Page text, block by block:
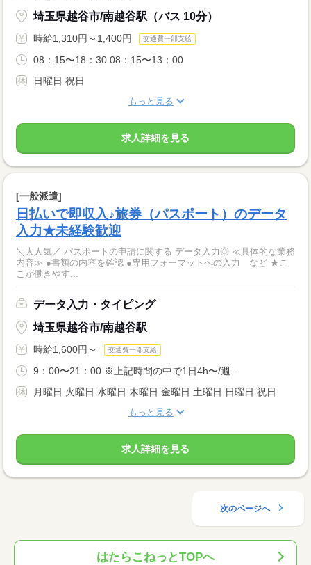
埼玉県越谷市/南越谷駅（バス 10分）
時給1,310円～1,400円 交通費一部支給
08：15〜18：30 08：15〜13：00
日曜日 祝日
もっと見る
求人詳細を見る
[一般派遣]
日払いで即収入♪旅券（パスポート）のデータ
入力★未経験歓迎
＼大人気／ パスポートの申請に関する データ入力◎ ≪具体的な業務
内容≫ ●書類の内容を確認 ●専用フォーマットへの入力 など ★こ
こが働きやす...
データ入力・タイピング
埼玉県越谷市/南越谷駅
時給1,600円～ 交通費一部支給
9：00〜21：00 ※上記時間の中で1日4h〜/週...
月曜日 火曜日 水曜日 木曜日 金曜日 土曜日 日曜日 祝日
もっと見る
求人詳細を見る
次のページへ
はたらこねっとTOPへ